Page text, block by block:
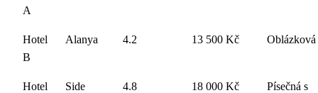
A
Hotel
B
Alanya 4.2 13 500 Kč Oblázková
Hotel
Side 4.8 18 000 Kč
Písečná s